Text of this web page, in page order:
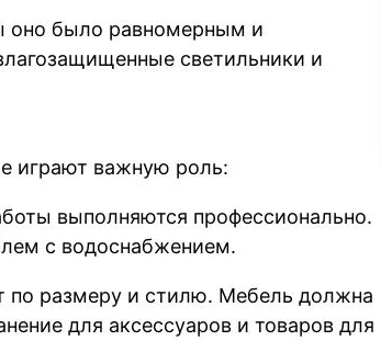
оно было равномерным и
светильники и
играют важную роль:
выполняются профессионально.
с водоснабжением.
по размеру и стилю. Мебель должна
для аксессуаров и товаров для